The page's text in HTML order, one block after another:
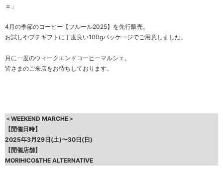
ェ」
4月の季節のコーヒー【フルール2025】を先行販売。
お試しやプチギフトに丁度良い100gパッケージでご用意しました。
月に一度のウィークエンドコーヒーマルシェ。
皆さまのご来店をお待ちしております。
＜WEEKEND MARCHE＞
【開催日時】
2025年3月29日(土)〜30日(日)
【開催店舗】
MORIHICO&THE ALTERNATIVE